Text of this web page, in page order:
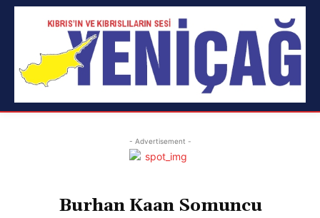
- Advertisement -
Burhan Kaan Somuncu